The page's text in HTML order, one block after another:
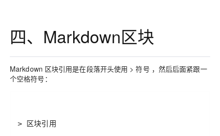
四、Markdown区块
Markdown 区块引用是在段落开头使用 > 符号 ，然后后面紧跟一
个空格符号：
> 区块引用